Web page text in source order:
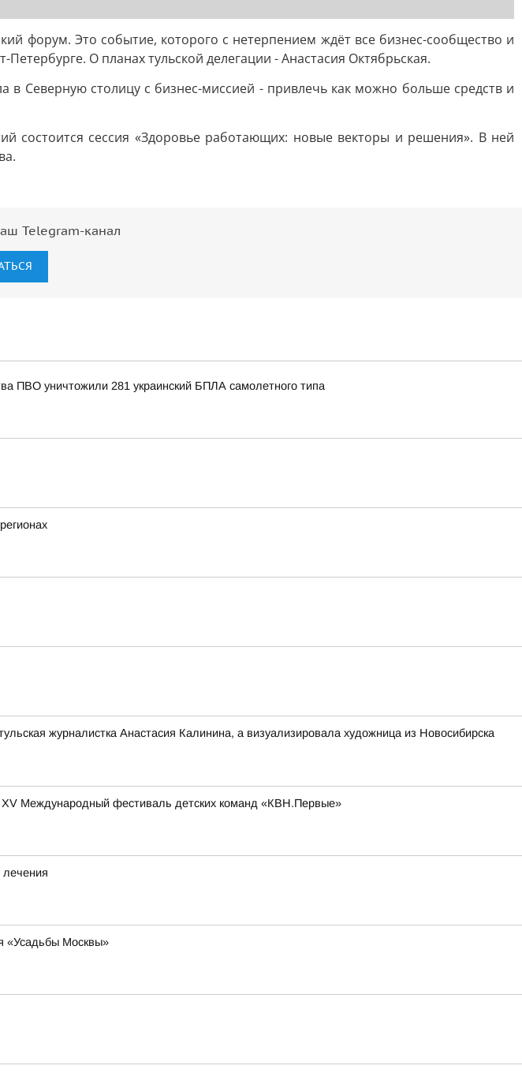
форум. Это событие, которого с нетерпением ждёт все бизнес-сообщество и
О планах тульской делегации - Анастасия Октябрьская.
Северную столицу с бизнес-миссией - привлечь как можно больше средств и
сессия «Здоровье работающих: новые векторы и решения». В ней
Telegram-канал
ПВО уничтожили 281 украинский БПЛА самолетного типа
журналистка Анастасия Калинина, а визуализировала художница из Новосибирска
XV Международный фестиваль детских команд «КВН.Первые»
лечения
«Усадьбы Москвы»